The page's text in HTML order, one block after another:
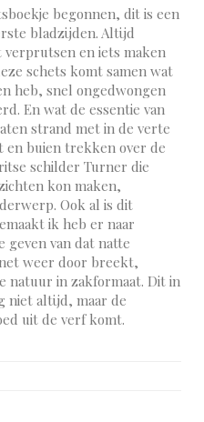
begonnen, dit is een
bladzijden. Altijd
en iets maken
schets komt samen wat
heb, snel ongedwongen
En wat de essentie van
strand met in de verte
buien trekken over de
schilder Turner die
kon maken,
Ook al is dit
ik heb er naar
geven van dat natte
weer door breekt,
natuur in zakformaat. Dit in
niet altijd, maar de
uit de verf komt.